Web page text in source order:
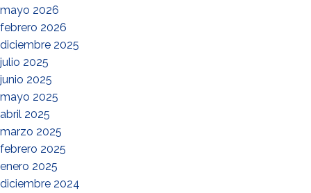
mayo 2026
febrero 2026
diciembre 2025
julio 2025
junio 2025
mayo 2025
abril 2025
marzo 2025
febrero 2025
enero 2025
diciembre 2024